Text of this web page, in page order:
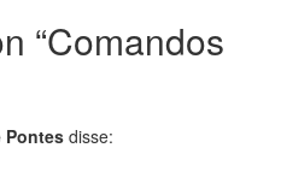
“Comandos
Pontes disse: